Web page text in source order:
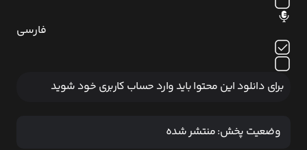
فارسی
برای دانلود این محتوا باید وارد حساب کاربری خود شوید
وضعیت پخش:منتشر شده